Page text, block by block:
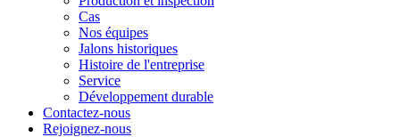
Cas
Nos équipes
Jalons historiques
Histoire de l'entreprise
Service
Développement durable
Contactez-nous
Rejoignez-nous